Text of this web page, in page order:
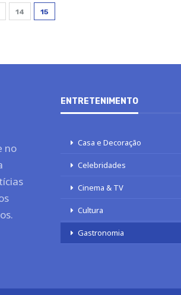
14 15
no
ENTRETENIMENTO
Casa e Decoração
Celebridades
Cinema & TV
Cultura
Gastronomia